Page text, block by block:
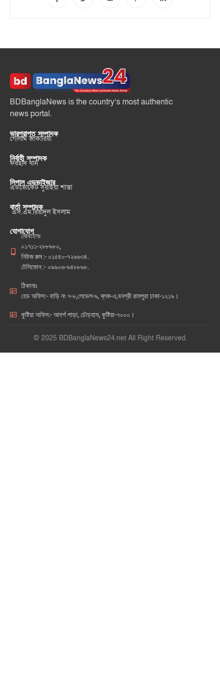
BDBanglaNews is the country’s most authentic
news portal.
ভারপ্রাপ্ত সম্পাদক
গোলাম জাকারিয়া
নির্বাহী সম্পাদক
ফরহাদ খান
লিগাল এডভাইজার
এডভোকেট সুরাইয়া শান্তা
বার্তা সম্পাদক
এস.এম.রিয়াদুল ইসলাম
যোগাযোগ
মোবাইলঃ
০১৭১১-২৮৮৯৮০,
নিউজ রুম :- ০১৫৪০-৭২৬৬৩৪.
টেলিফোন :- ০৯৬০৬-৯৪৮৮৬৮.
ঠিকানাঃ
হেড অফিস:- বাড়ি নং ৭-৮,লেভেল-৯, ব্লক-এ,বনশ্রী রামপুরা ঢাকা-১২১৯।
কুষ্টিয়া অফিস:- আদর্শ পাড়া, চৌড়হাস, কুষ্টিয়া-৭০০০।
© 2025 BDBanglaNews24.net All Right Reserved.